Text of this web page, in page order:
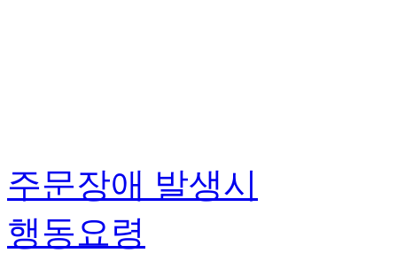
주문장애 발생시
행동요령